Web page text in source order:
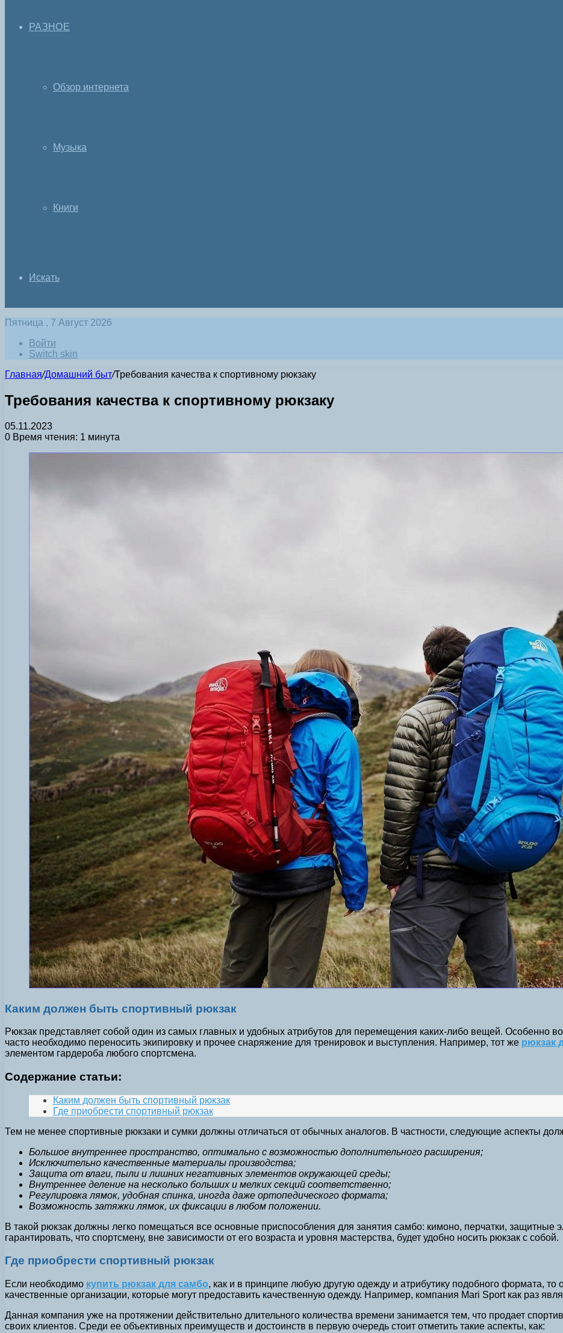
РАЗНОЕ
Обзор интернета
Музыка
Книги
Искать
Пятница , 7 Август 2026
Войти
Switch skin
Главная/Домашний быт/Требования качества к спортивному рюкзаку
Требования качества к спортивному рюкзаку
05.11.2023
0 Время чтения: 1 минута
Каким должен быть спортивный рюкзак
Рюкзак представляет собой один из самых главных и удобных атрибутов для перемещения каких-либо вещей. Особенно
часто необходимо переносить экипировку и прочее снаряжение для тренировок и выступления. Например, тот же рюкзак
элементом гардероба любого спортсмена.
Содержание статьи:
Каким должен быть спортивный рюкзак
Где приобрести спортивный рюкзак
Тем не менее спортивные рюкзаки и сумки должны отличаться от обычных аналогов. В частности, следующие аспекты
Большое внутреннее пространство, оптимально с возможностью дополнительного расширения;
Исключительно качественные материалы производства;
Защита от влаги, пыли и лишних негативных элементов окружающей среды;
Внутреннее деление на несколько больших и мелких секций соответственно;
Регулировка лямок, удобная спинка, иногда даже ортопедического формата;
Возможность затяжки лямок, их фиксации в любом положении.
В такой рюкзак должны легко помещаться все основные приспособления для занятия самбо: кимоно, перчатки, защитные
гарантировать, что спортсмену, вне зависимости от его возраста и уровня мастерства, будет удобно носить рюкзак с собой.
Где приобрести спортивный рюкзак
Если необходимо купить рюкзак для самбо, как и в принципе любую другую одежду и атрибутику подобного формата,
качественные организации, которые могут предоставить качественную одежду. Например, компания Mari Sport как раз
Данная компания уже на протяжении действительно длительного количества времени занимается тем, что продает
своих клиентов. Среди ее объективных преимуществ и достоинств в первую очередь стоит отметить такие аспекты, как: